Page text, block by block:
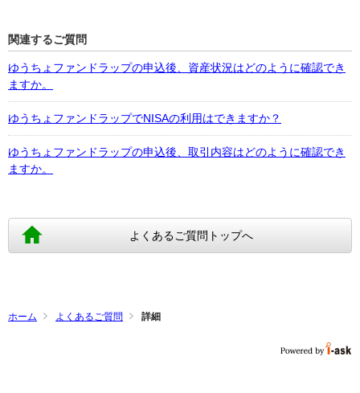
関連するご質問
ゆうちょファンドラップの申込後、資産状況はどのように確認でき
ますか。
ゆうちょファンドラップでNISAの利用はできますか？
ゆうちょファンドラップの申込後、取引内容はどのように確認でき
ますか。
よくあるご質問トップへ
ホーム よくあるご質問 詳細